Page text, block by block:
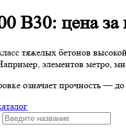
В30: цена за
тяжелых бетонов
элементов метро,
означает прочность — до